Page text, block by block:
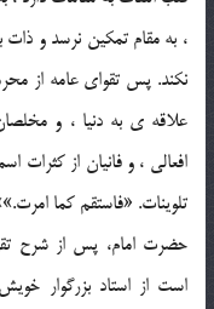
، به مقام تمکين نرسد و
نکند. پس تقواي عامه از
علاقه ي به دنيا ، و
افعالي ، و فانيان از کثرات
تلوينات. «فاستقم کما
حضرت امام، پس از شرح
است از استاد بزرگوار